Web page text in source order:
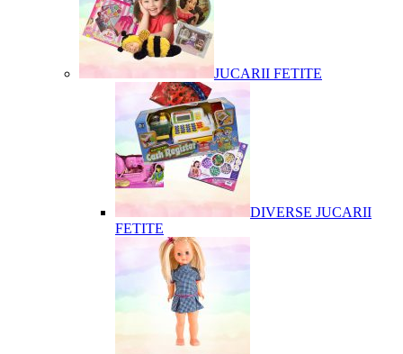
JUCARII FETITE
DIVERSE JUCARII
FETITE